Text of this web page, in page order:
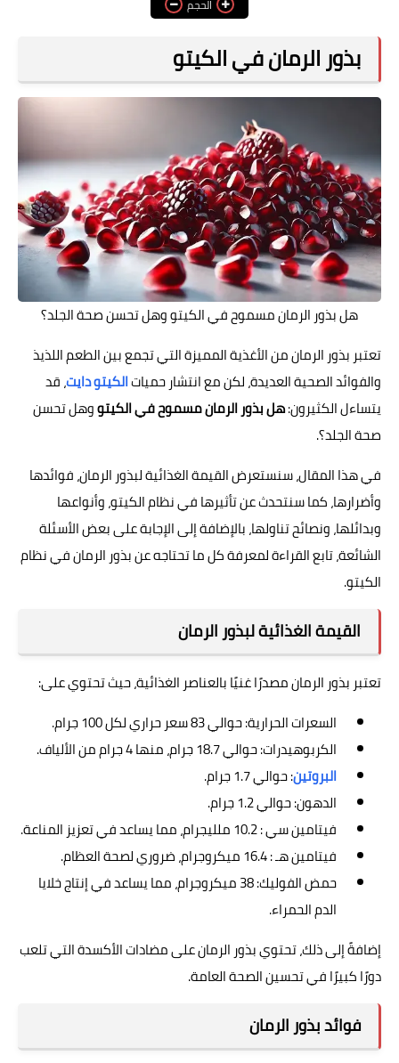
فوائد وأضرارالحجم
بذور الرمان في الكيتو
هل بذور الرمان مسموح في الكيتو وهل تحسن صحة الجلد؟
تعتبر بذور الرمان من الأغذية المميزة التي تجمع بين الطعم اللذيذ
والفوائد الصحية العديدة، لكن مع انتشار حمياتالكيتو دايت، قد
يتساءل الكثيرون:هل بذور الرمان مسموح في الكيتووهل تحسن
صحة الجلد؟.
في هذا المقال، سنستعرض القيمة الغذائية لبذور الرمان، فوائدها
وأضرارها، كما سنتحدث عن تأثيرها في نظام الكيتو، وأنواعها
وبدائلها، ونصائح تناولها، بالإضافة إلى الإجابة على بعض الأسئلة
الشائعة، تابع القراءة لمعرفة كل ما تحتاجه عن بذور الرمان في نظام
الكيتو.
القيمة الغذائية لبذور الرمان
تعتبر بذور الرمان مصدرًا غنيًا بالعناصر الغذائية، حيث تحتوي على:
السعرات الحرارية: حوالي 83 سعر حراري لكل 100 جرام.
الكربوهيدرات: حوالي 18.7 جرام، منها 4 جرام من الألياف.
البروتين: حوالي 1.7 جرام.
الدهون: حوالي 1.2 جرام.
فيتامين سي : 10.2 ملليجرام، مما يساعد في تعزيز المناعة.
فيتامين هـ : 16.4 ميكروجرام، ضروري لصحة العظام.
حمض الفوليك: 38 ميكروجرام، مما يساعد في إنتاج خلايا
الدم الحمراء.
إضافةً إلى ذلك، تحتوي بذور الرمان على مضادات الأكسدة التي تلعب
دورًا كبيرًا في تحسين الصحة العامة.
فوائد بذور الرمان